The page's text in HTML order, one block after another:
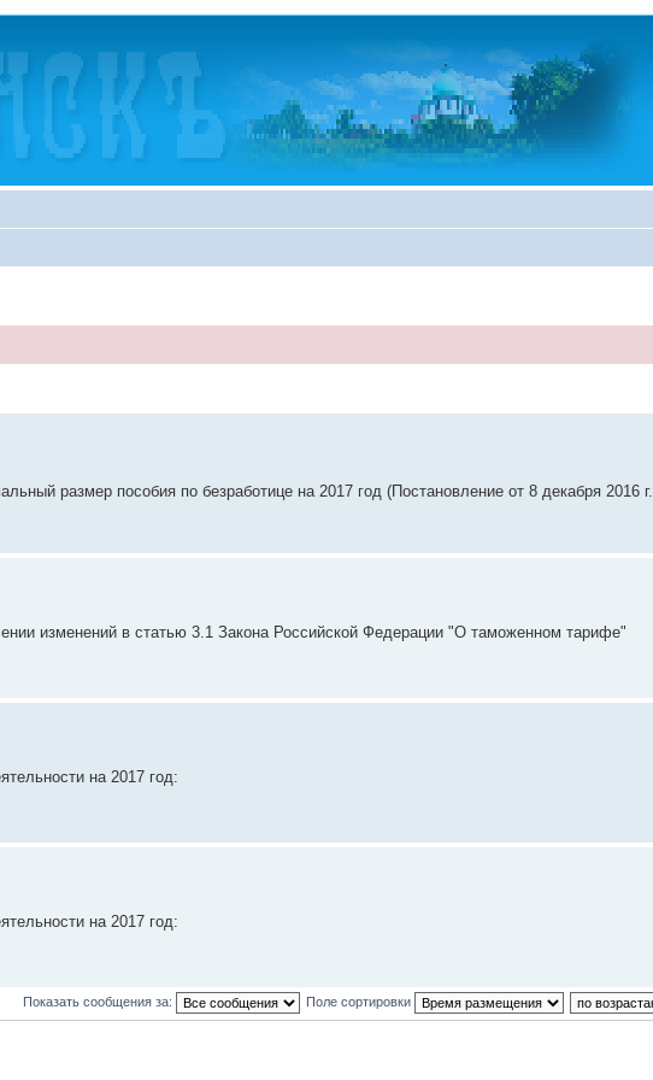
размер пособия по безработице на 2017 год (Постановление от 8 декабря 2016 г.
изменений в статью 3.1 Закона Российской Федерации "О таможенном тарифе"
на 2017 год:
на 2017 год:
Показать сообщения за: Поле сортировки